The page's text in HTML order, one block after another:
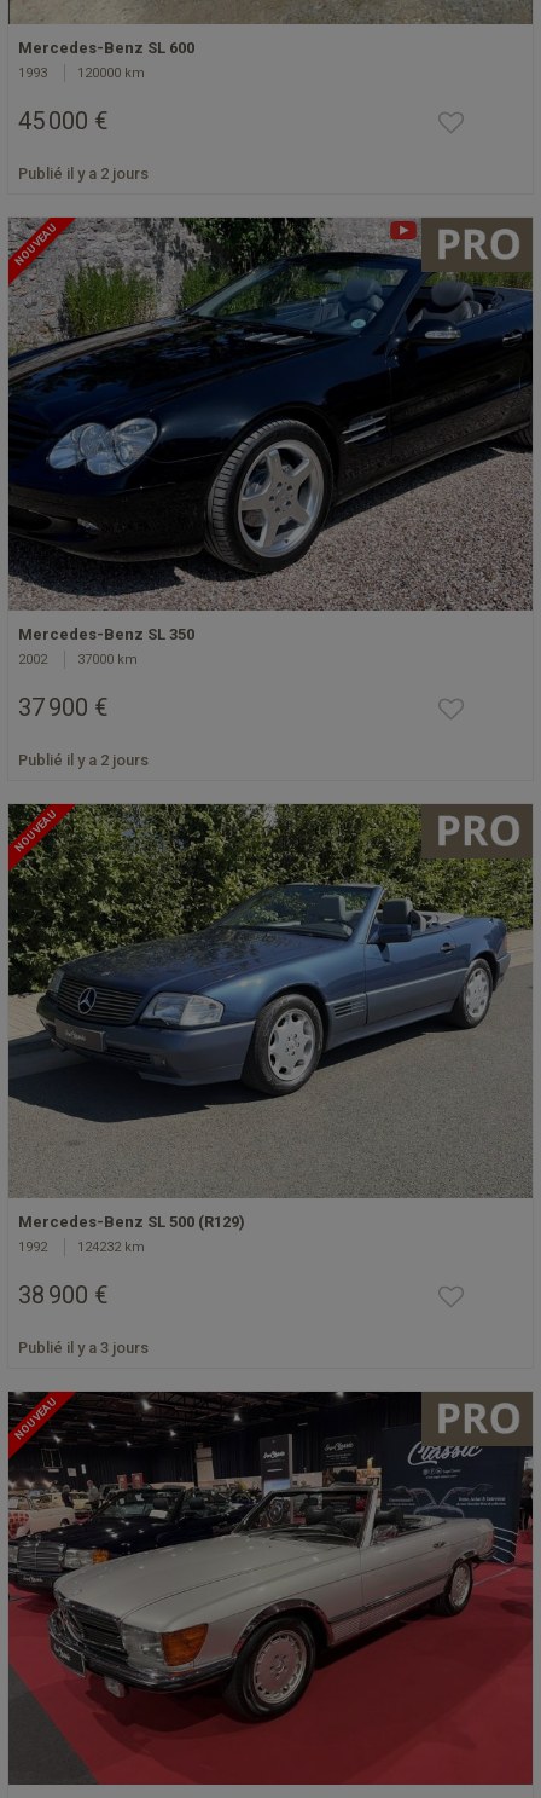
Mercedes-Benz SL 600
1993 120000 km
45 000 €
Publié il y a 2 jours
NOUVEAU
Mercedes-Benz SL 350
2002 37000 km
37 900 €
Publié il y a 2 jours
NOUVEAU
Mercedes-Benz SL 500 (R129)
1992 124232 km
38 900 €
Publié il y a 3 jours
NOUVEAU